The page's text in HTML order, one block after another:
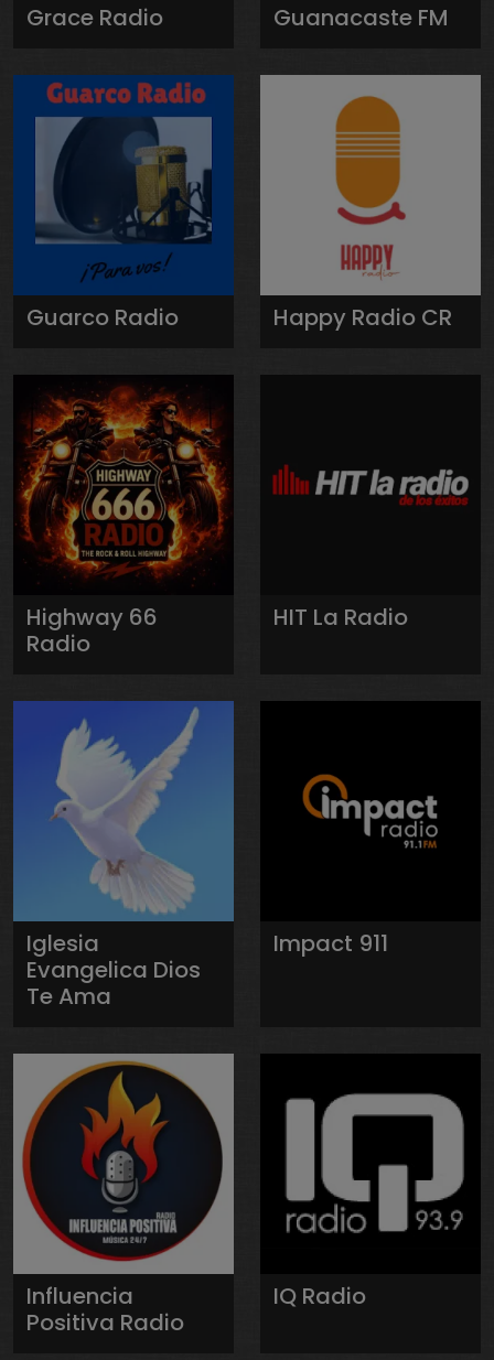
Grace Radio Guanacaste FM
Guarco Radio Happy Radio CR
Highway 66
Radio
HIT La Radio
Iglesia
Evangelica Dios
Te Ama
Impact 911
Influencia
Positiva Radio
IQ Radio